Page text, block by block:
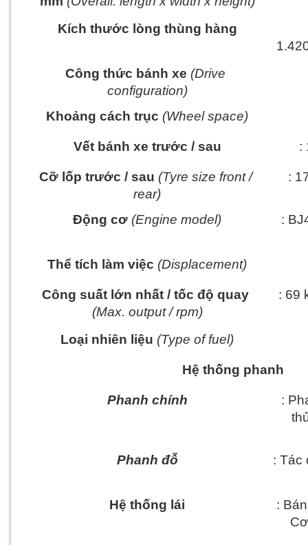
Kích thước lòng thùng hàng
Công thức bánh xe (Drive
configuration)
Khoảng cách trục (Wheel space)
Vết bánh xe trước / sau :
Cỡ lốp trước / sau (Tyre size front /
rear)
:
Động cơ (Engine model) :
Thể tích làm việc (Displacement)
Công suất lớn nhất / tốc độ quay
(Max. output / rpm)
: 69
Loại nhiên liệu (Type of fuel)
Hệ thống phanh
Phanh chính
:
Phanh đỗ : Tác
Hệ thống lái
: